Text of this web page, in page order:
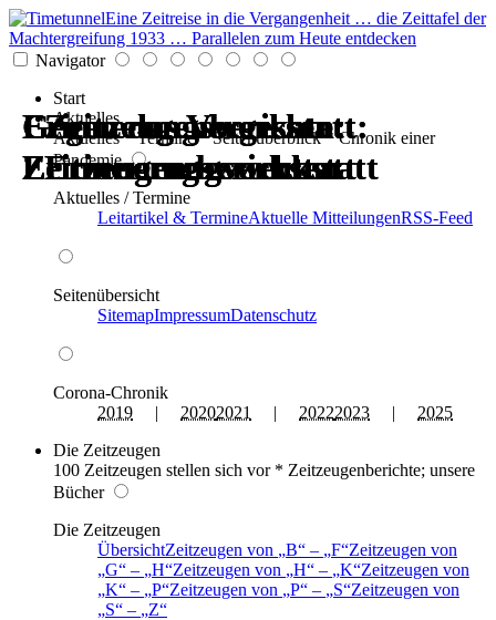
Eine Zeitreise in die Vergangenheit … die Zeittafel der
Machtergreifung 1933 … Parallelen zum Heute entdecken
Navigator
Start
Aktuelles
Aktuelles * Termine * Seitenüberblick * Chronik einer
Pandemie
Aktuelles / Termine
Leitartikel & TermineAktuelle MitteilungenRSS-Feed
Seitenübersicht
SitemapImpressumDatenschutz
Corona-Chronik
2019 | 20202021 | 20222023 | 2025
Die Zeitzeugen
100 Zeitzeugen stellen sich vor * Zeitzeugenberichte; unsere
Bücher
Die Zeitzeugen
ÜbersichtZeitzeugen von B – F Zeitzeugen von
G
– H Zeitzeugen von H – K Zeitzeugen von
K
– P Zeitzeugen von P – S Zeitzeugen von
S
– Z
Erinnerungswerkstatt:
Zeitzeugen berichten
Zeitzeugenberichte:
Erinnerungswerkstatt
Gegen das Vergessen:
Erinnerungswerkstatt
Erinnerungswerkstatt:
Zeitzeugen berichten
Zeitzeugenberichte:
Erinnerungswerkstatt
Gegen das Vergessen:
Erinnerungswerkstatt